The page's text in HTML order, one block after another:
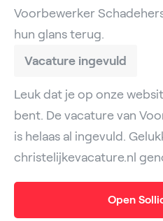
Voorbewerker
hun glans terug.
Vacature ingevuld
Leuk dat je op onze
bent. De vacature van
is helaas al ingevuld.
christelijkevacature.nl
Open